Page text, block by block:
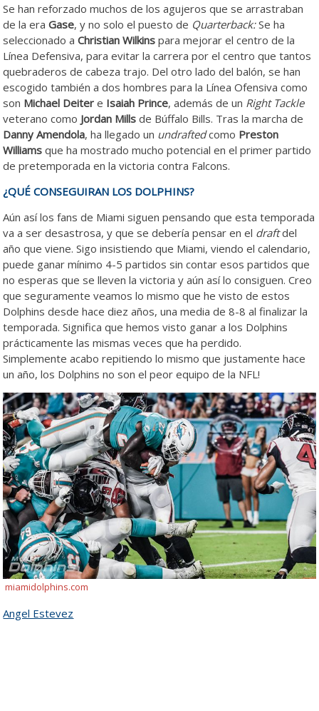
Se han reforzado muchos de los agujeros que se arrastraban
de la eraGase, y no solo el puesto de Quarterback:Se ha
seleccionado aChristian Wilkins para mejorar el centro de la
Línea Defensiva, para evitar la carrera por el centro que tantos
quebraderos de cabeza trajo. Del otro lado del balón, se han
escogido también a dos hombres para la Línea Ofensiva como
son Michael Deiter e Isaiah Prince, además de un Right Tackle
veterano como Jordan Mills de Búffalo Bills. Tras la marcha de
Danny Amendola, ha llegado un undraftedcomo Preston
Williams que ha mostrado mucho potencial en el primer partido
de pretemporada en la victoria contra Falcons.
¿QUÉ CONSEGUIRAN LOS DOLPHINS?
Aún así los fans de Miami siguen pensando que esta temporada
va a ser desastrosa, y que se debería pensar en el draftdel
año que viene. Sigo insistiendo que Miami, viendo el calendario,
puede ganar mínimo 4-5 partidos sin contar esos partidos que
no esperas que se lleven la victoria y aún así lo consiguen. Creo
que seguramente veamos lo mismo que he visto de estos
Dolphins desde hace diez años, una media de 8-8 al finalizar la
temporada. Significa que hemos visto ganar a los Dolphins
prácticamente las mismas veces que ha perdido.
Simplemente acabo repitiendo lo mismo que justamente hace
un año, los Dolphins no son el peor equipo de la NFL!
miamidolphins.com
Angel Estevez